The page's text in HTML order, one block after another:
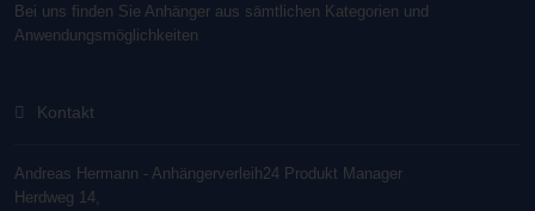
Bei uns finden Sie Anhänger aus sämtlichen Kategorien und
Anwendungsmöglichkeiten
Kontakt
Andreas Hermann - Anhängerverleih24 Produkt Manager
Herdweg 14,